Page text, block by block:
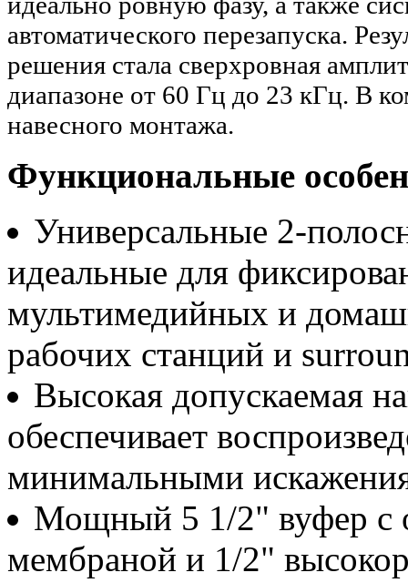
автоматического перезапуска.
решения стала сверхровная
диапазоне от 60 Гц до 23 кГц. В
навесного монтажа.
Функциональные
Универсальные 2-
идеальные для
мультимедийных и
рабочих станций и
Высокая допускаемая
обеспечивает
минимальными
Мощный 5 1/2" вуфер с
мембраной и 1/2"